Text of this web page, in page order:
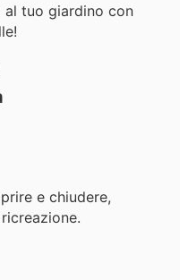
al tuo giardino con
e chiudere,